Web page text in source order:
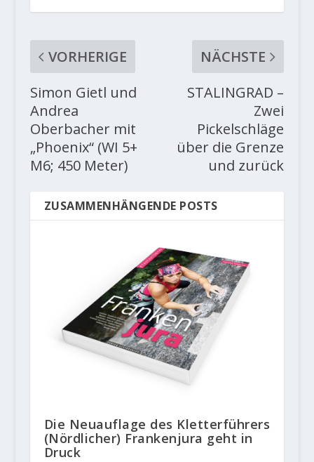
VORHERIGE
Simon Gietl und
Andrea
Oberbacher mit
„Phoenix“ (WI 5+
M6; 450 Meter)
NÄCHSTE
STALINGRAD –
Zwei
Pickelschläge
über die Grenze
und zurück
ZUSAMMENHÄNGENDE POSTS
Die Neuauflage des Kletterführers
(Nördlicher) Frankenjura geht in
Druck